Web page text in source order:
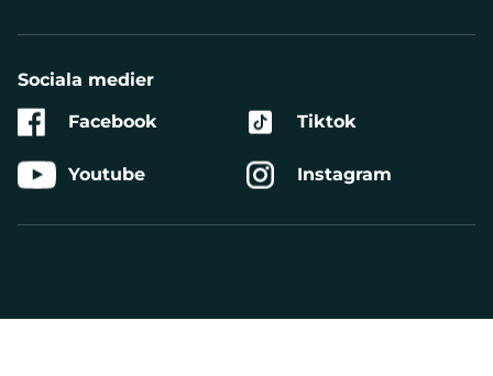
Sociala medier
Facebook
Youtube
Tiktok
Instagram